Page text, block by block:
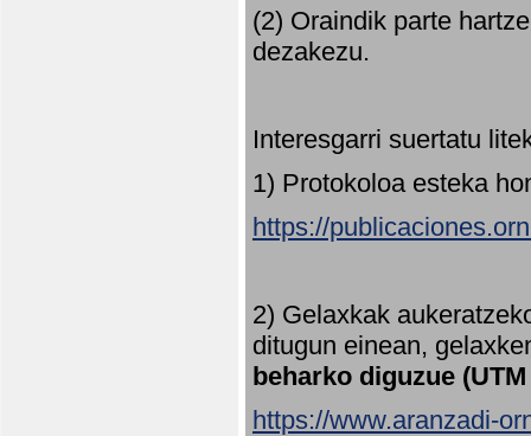
(2) Oraindik parte
dezakezu.
Interesgarri suertatu
1) Protokoloa esteka
https://
2) Gelaxkak
ditugun einean,
beharko diguzue
https://www.aranzadi-